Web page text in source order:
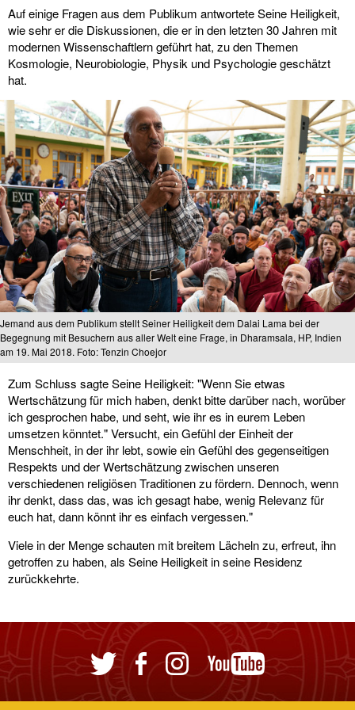
Auf einige Fragen aus dem Publikum antwortete Seine Heiligkeit,
wie sehr er die Diskussionen, die er in den letzten 30 Jahren mit
modernen Wissenschaftlern geführt hat, zu den Themen
Kosmologie, Neurobiologie, Physik und Psychologie geschätzt
hat.
Jemand aus dem Publikum stellt Seiner Heiligkeit dem Dalai Lama bei der
Begegnung mit Besuchern aus aller Welt eine Frage, in Dharamsala, HP, Indien
am 19. Mai 2018. Foto: Tenzin Choejor
Zum Schluss sagte Seine Heiligkeit: "Wenn Sie etwas
Wertschätzung für mich haben, denkt bitte darüber nach, worüber
ich gesprochen habe, und seht, wie ihr es in eurem Leben
umsetzen könntet." Versucht, ein Gefühl der Einheit der
Menschheit, in der ihr lebt, sowie ein Gefühl des gegenseitigen
Respekts und der Wertschätzung zwischen unseren
verschiedenen religiösen Traditionen zu fördern. Dennoch, wenn
ihr denkt, dass das, was ich gesagt habe, wenig Relevanz für
euch hat, dann könnt ihr es einfach vergessen."
Viele in der Menge schauten mit breitem Lächeln zu, erfreut, ihn
getroffen zu haben, als Seine Heiligkeit in seine Residenz
zurückkehrte.